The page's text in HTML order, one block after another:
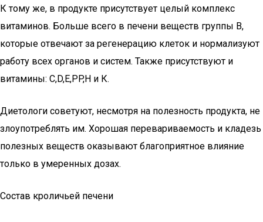
К тому же, в продукте присутствует целый комплекс
витаминов. Больше всего в печени веществ группы В,
которые отвечают за регенерацию клеток и нормализуют
работу всех органов и систем. Также присутствуют и
витамины: C,D,E,PP,H и К.
Диетологи советуют, несмотря на полезность продукта, не
злоупотреблять им. Хорошая перевариваемость и кладезь
полезных веществ оказывают благоприятное влияние
только в умеренных дозах.
Состав кроличьей печени